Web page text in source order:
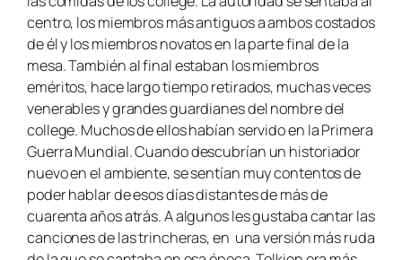
centro, los miembros más antiguos a ambos costados
de él y los miembros novatos en la parte final de la
mesa. También al final estaban los miembros
eméritos, hace largo tiempo retirados, muchas veces
venerables y grandes guardianes del nombre del
college. Muchos de ellos habían servido en la Primera
Guerra Mundial. Cuando descubrían un historiador
nuevo en el ambiente, se sentían muy contentos de
poder hablar de esos días distantes de más de
cuarenta años atrás. A algunos les gustaba cantar las
canciones de las trincheras, en una versión más ruda